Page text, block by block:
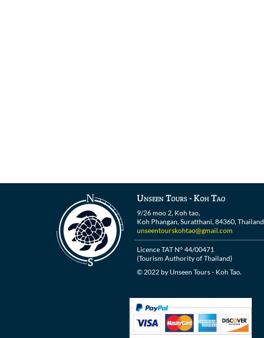
Unseen Tours - Koh Tao
9/26 moo 2, Koh tao,
Koh Phangan, Suratthani, 84360, Thailand
unseentourskohtao@gmail.com
Licence TAT N° 44/00471
(Tourism Authority of Thailand)
© 2022 by Unseen Tours - Koh Tao.